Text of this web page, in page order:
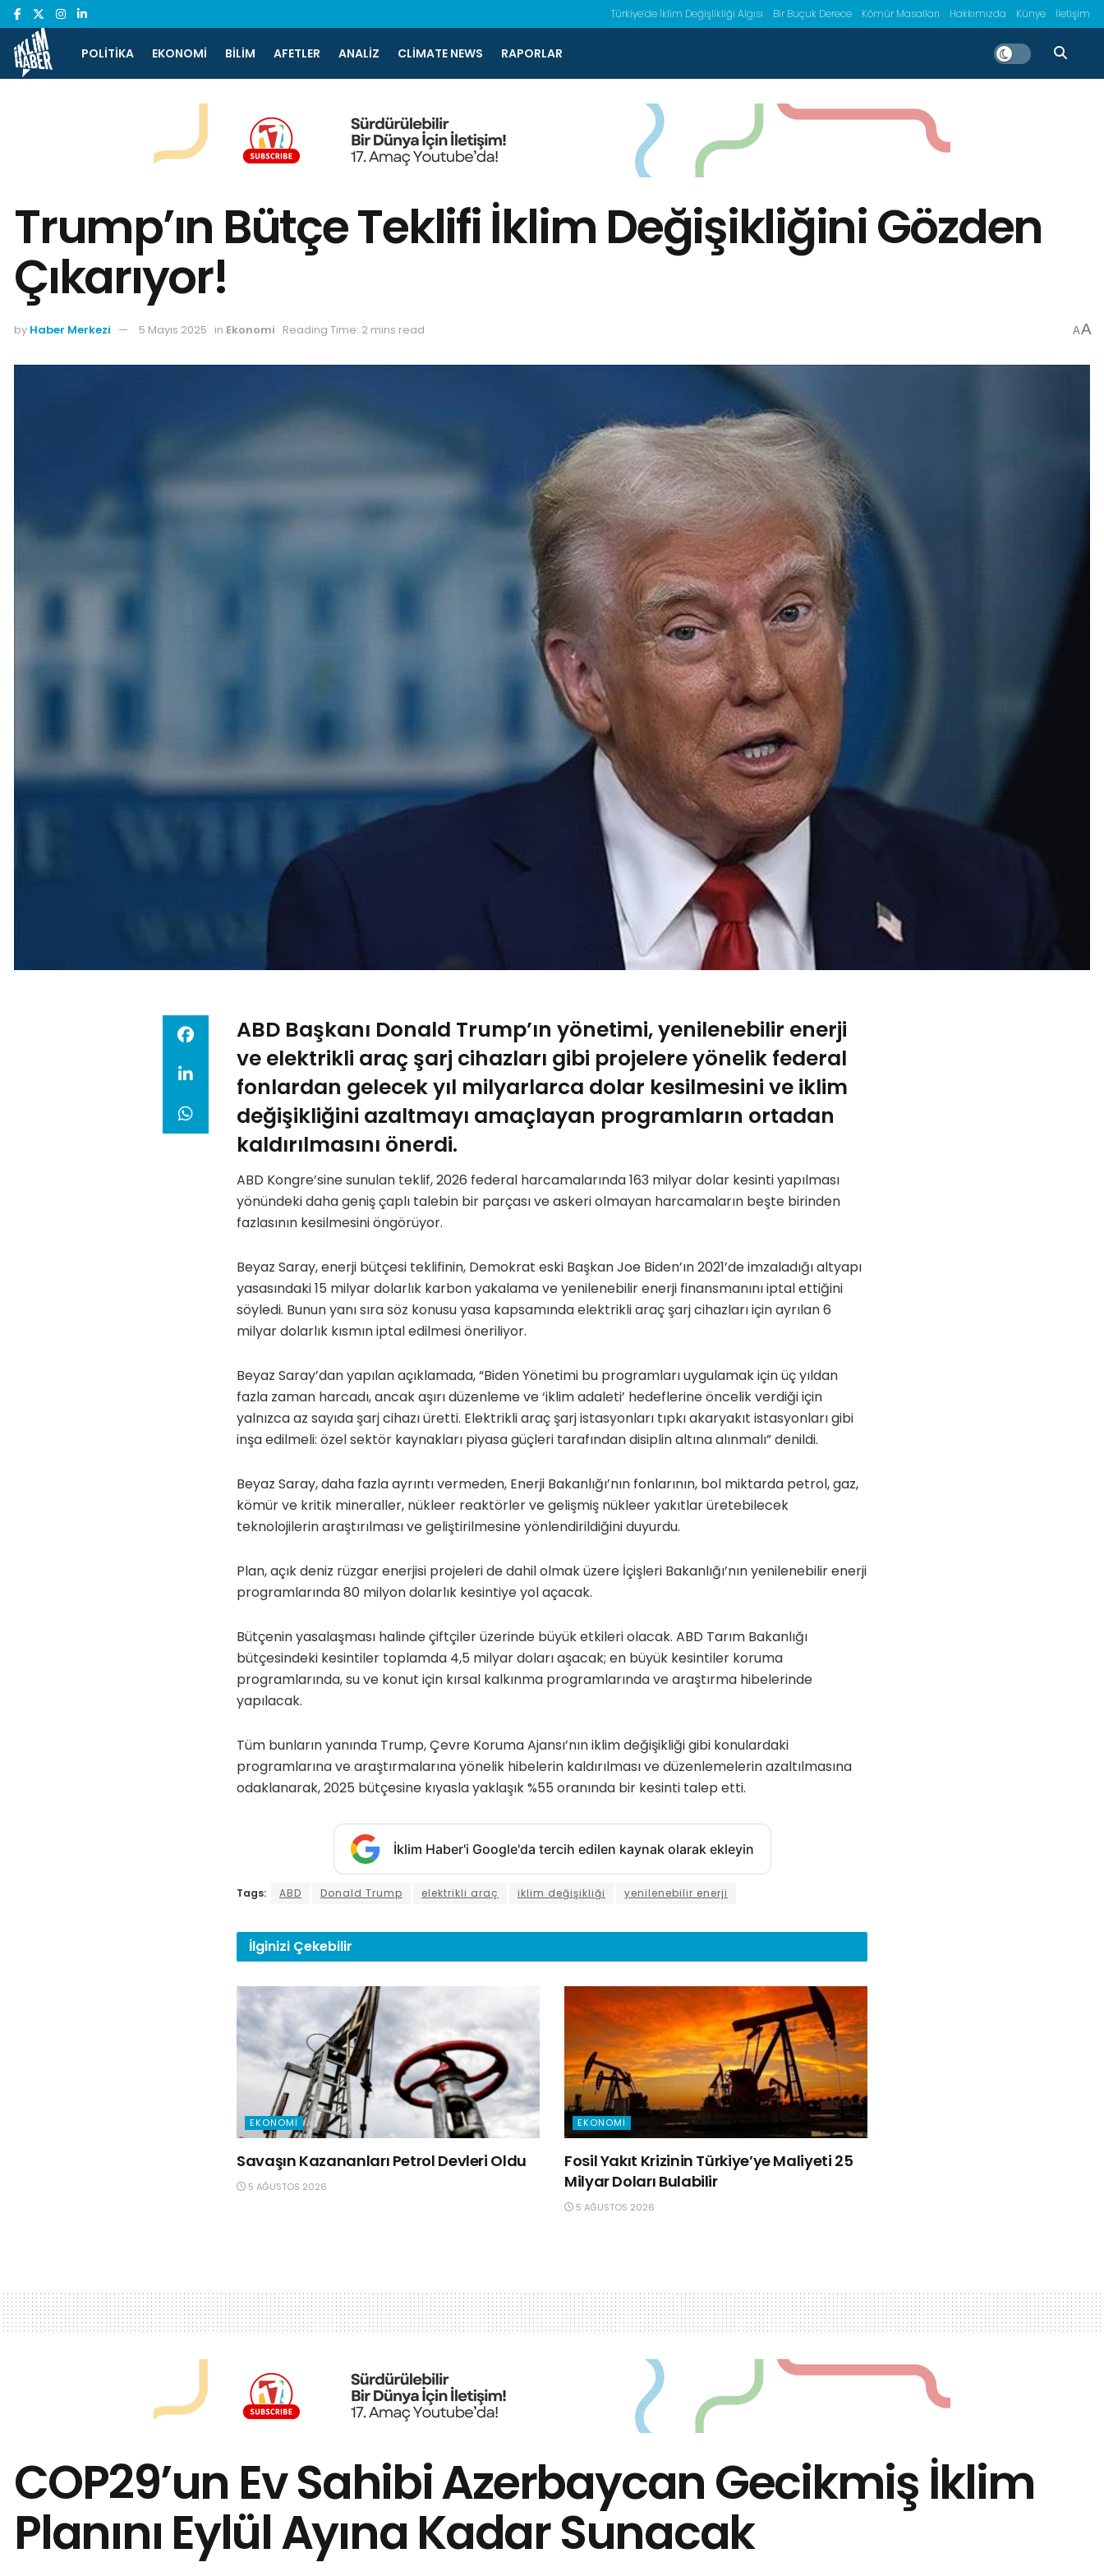
Türkiye’de İklim Değişlikliği Algısı Bir Buçuk Derece Kömür Masalları Hakkımızda Künye İletişim
POLITIKA EKONOMI BILIM AFETLER ANALIZ CLIMATE NEWS RAPORLAR
Trump’ın Bütçe Teklifi İklim Değişikliğini Gözden
Çıkarıyor!
by Haber Merkezi 5 Mayıs 2025 in Ekonomi Reading Time: 2 mins read AA
ABD Başkanı Donald Trump’ın yönetimi, yenilenebilir enerji
ve elektrikli araç şarj cihazları gibi projelere yönelik federal
fonlardan gelecek yıl milyarlarca dolar kesilmesini ve iklim
değişikliğini azaltmayı amaçlayan programların ortadan
kaldırılmasını önerdi.
ABD Kongre’sine sunulan teklif, 2026 federal harcamalarında 163 milyar dolar kesinti yapılması
yönündeki daha geniş çaplı talebin bir parçası ve askeri olmayan harcamaların beşte birinden
fazlasının kesilmesini öngörüyor.
Beyaz Saray, enerji bütçesi teklifinin, Demokrat eski Başkan Joe Biden’ın 2021’de imzaladığı altyapı
yasasındaki 15 milyar dolarlık karbon yakalama ve yenilenebilir enerji finansmanını iptal ettiğini
söyledi. Bunun yanı sıra söz konusu yasa kapsamında elektrikli araç şarj cihazları için ayrılan 6
milyar dolarlık kısmın iptal edilmesi öneriliyor.
Beyaz Saray’dan yapılan açıklamada, “Biden Yönetimi bu programları uygulamak için üç yıldan
fazla zaman harcadı, ancak aşırı düzenleme ve ‘iklim adaleti’ hedeflerine öncelik verdiği için
yalnızca az sayıda şarj cihazı üretti. Elektrikli araç şarj istasyonları tıpkı akaryakıt istasyonları gibi
inşa edilmeli: özel sektör kaynakları piyasa güçleri tarafından disiplin altına alınmalı” denildi.
Beyaz Saray, daha fazla ayrıntı vermeden, Enerji Bakanlığı’nın fonlarının, bol miktarda petrol, gaz,
kömür ve kritik mineraller, nükleer reaktörler ve gelişmiş nükleer yakıtlar üretebilecek
teknolojilerin araştırılması ve geliştirilmesine yönlendirildiğini duyurdu.
Plan, açık deniz rüzgar enerjisi projeleri de dahil olmak üzere İçişleri Bakanlığı’nın yenilenebilir enerji
programlarında 80 milyon dolarlık kesintiye yol açacak.
Bütçenin yasalaşması halinde çiftçiler üzerinde büyük etkileri olacak. ABD Tarım Bakanlığı
bütçesindeki kesintiler toplamda 4,5 milyar doları aşacak; en büyük kesintiler koruma
programlarında, su ve konut için kırsal kalkınma programlarında ve araştırma hibelerinde
yapılacak.
Tüm bunların yanında Trump, Çevre Koruma Ajansı’nın iklim değişikliği gibi konulardaki
programlarına ve araştırmalarına yönelik hibelerin kaldırılması ve düzenlemelerin azaltılmasına
odaklanarak, 2025 bütçesine kıyasla yaklaşık %55 oranında bir kesinti talep etti.
İklim Haber'i Google'da tercih edilen kaynak olarak ekleyin
Tags: ABD Donald Trump elektrikli araç iklim değişikliği yenilenebilir enerji
İlginizi Çekebilir
EKONOMI
Savaşın Kazananları Petrol Devleri Oldu
5 AĞUSTOS 2026
EKONOMI
Fosil Yakıt Krizinin Türkiye’ye Maliyeti 25
Milyar Doları Bulabilir
5 AĞUSTOS 2026
COP29’un Ev Sahibi Azerbaycan Gecikmiş İklim
Planını Eylül Ayına Kadar Sunacak